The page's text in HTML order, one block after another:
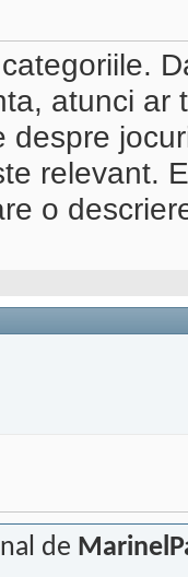
atunci ar
despre
relevant.
o
de